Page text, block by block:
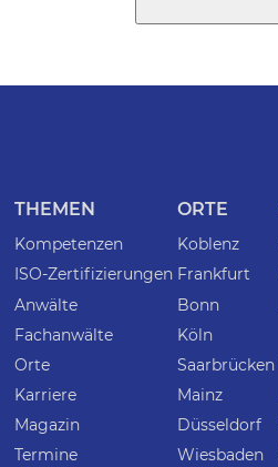
THEMEN
Kompetenzen
ISO-Zertifizierungen
Anwälte
Fachanwälte
Orte
Karriere
Magazin
Termine
ORTE
Koblenz
Frankfurt
Bonn
Köln
Saarbrücken
Mainz
Düsseldorf
Wiesbaden